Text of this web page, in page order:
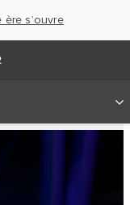
s’ouvre